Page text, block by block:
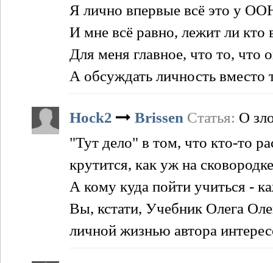
Я лично впервые всё это у
И мне всё равно, лежит ли кто
Для меня главное, что то, что
А обсуждать личность вместо
Hock2 Brissen Статья: О
"Тут дело" в том, что кто-то
крутится, как уж на
А кому куда пойти учиться -
Вы, кстати, Учебник Олега
личной жизнью автора